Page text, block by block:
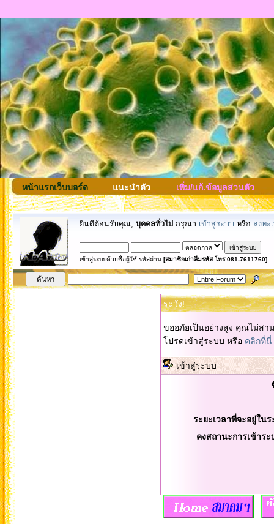
หน้าแรกเว็บบอร์ด แนะนำตัว เพิ่ม/แก้.ข้อมูลส่วนตัว
ยินดีต้อนรับคุณ, บุคคลทั่วไป กรุณา เข้าสู่ระบบ หรือ ลงทะ
เข้าสู่ระบบด้วยชื่อผู้ใช้ รหัสผ่าน [สมาชิกเก่าลืมรหัส โทร 081-7611760]
ระวัง!
ขออภัยเป็นอย่างสูง คุณไม่ส
โปรดเข้าสู่ระบบ หรือ คลิกที่นี่
เข้าสู่ระบบ
ระยะเวลาที่จะอยู่ใน
คงสถานะการเข้าร